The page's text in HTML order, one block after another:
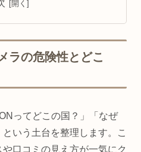
ラの危険性とどこ
ってどこの国？」「なぜ
いう土台を整理します。こ
口コミの見え方が一気にク